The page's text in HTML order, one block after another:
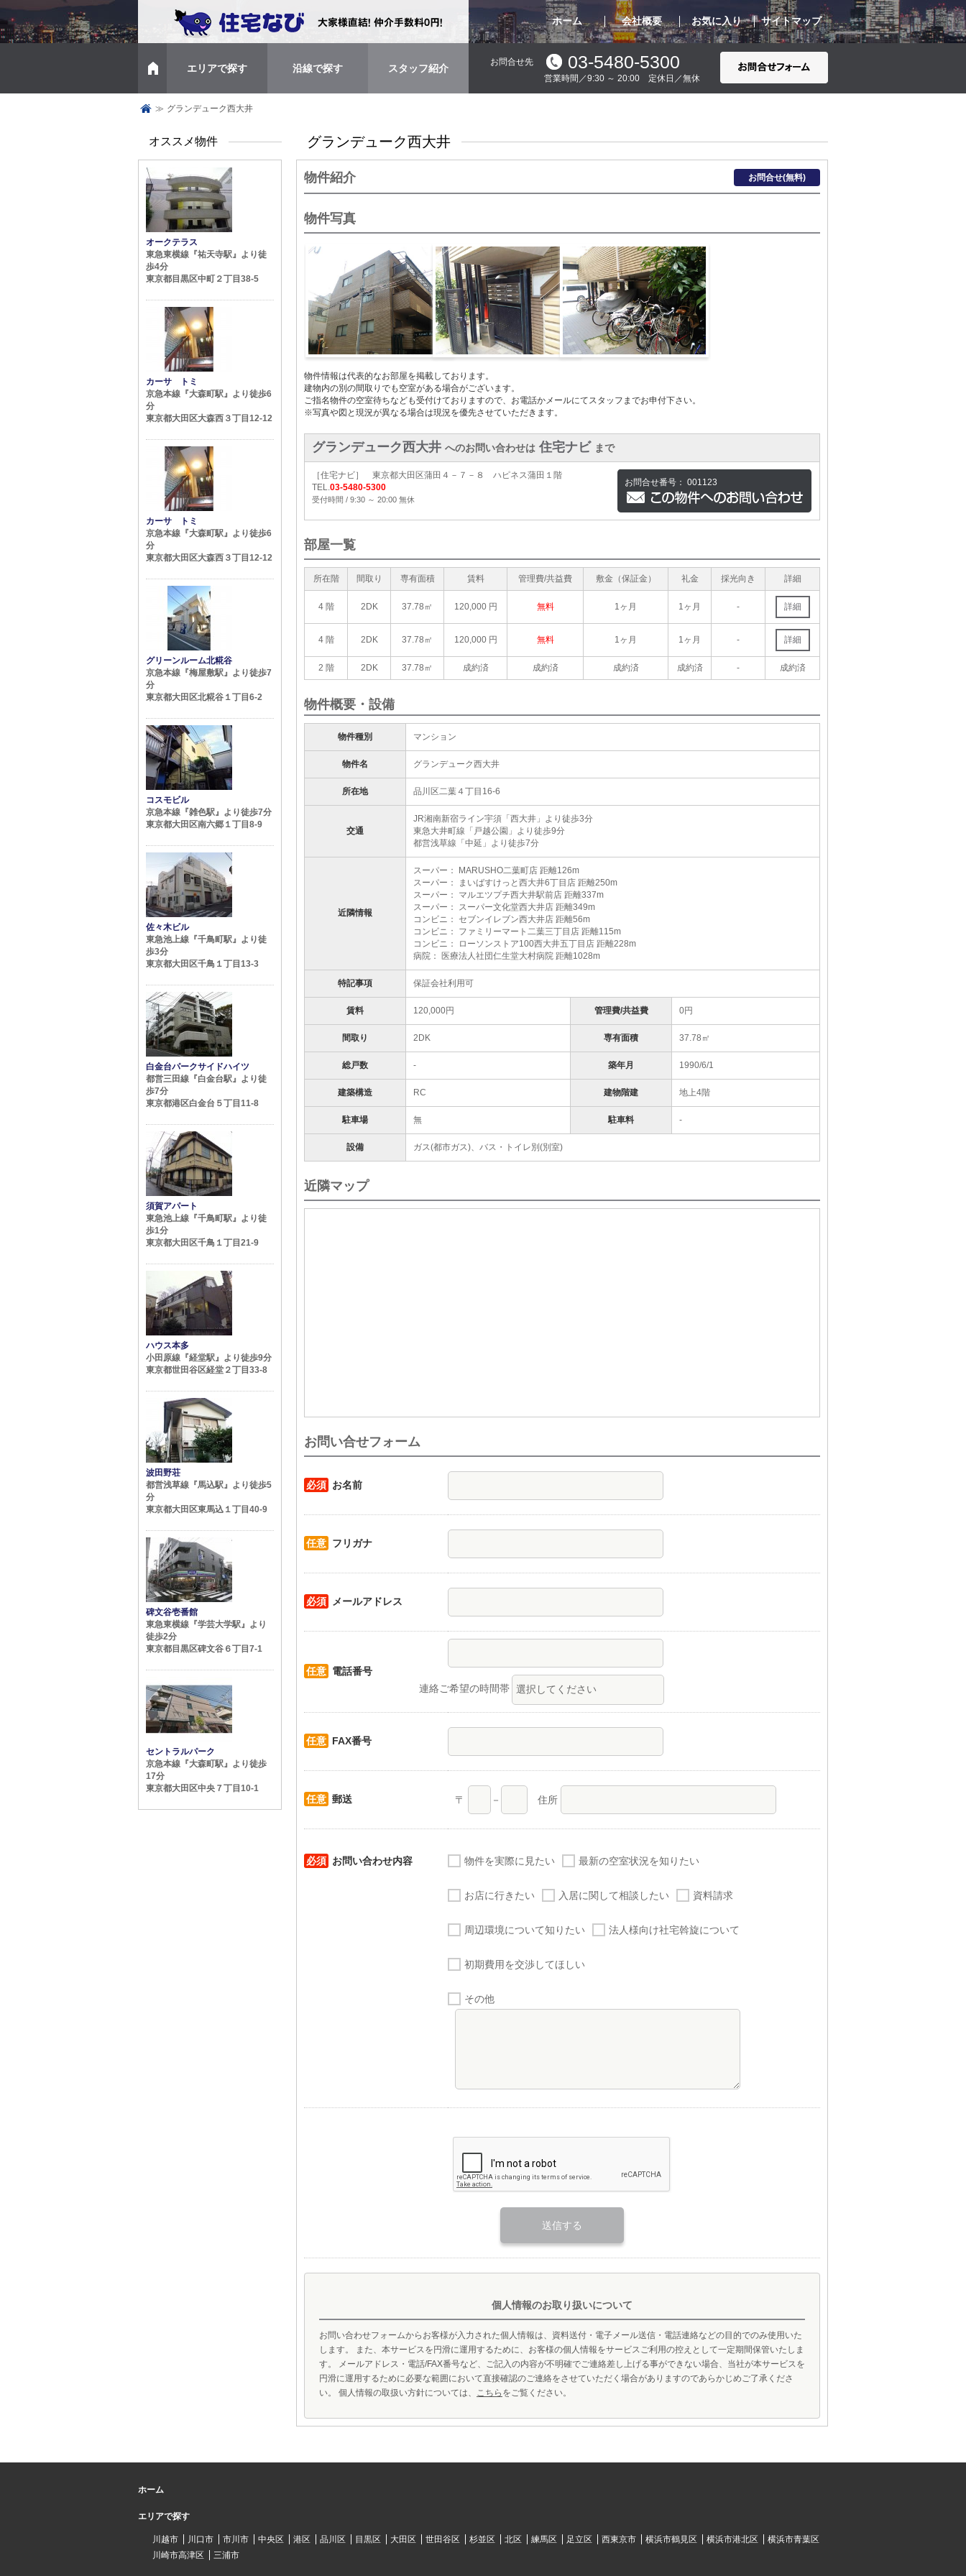
ホーム 会社概要 お気に入り サイトマップ
エリアで探す 沿線で探す スタッフ紹介
お問合せ先 03-5480-5300
営業時間／9:30 ～ 20:00 定休日／無休
トップページ
≫ グランデューク西大井
グランデューク西大井
物件紹介 お問合せ(無料)
物件写真
物件情報は代表的なお部屋を掲載しております。
建物内の別の間取りでも空室がある場合がございます。
ご指名物件の空室待ちなども受付けておりますので、お電話かメールにてスタッフまでお申付下さい。
※写真や図と現況が異なる場合は現況を優先させていただきます。
グランデューク西大井 へのお問い合わせは 住宅ナビ まで
［住宅ナビ］ 東京都大田区蒲田４－７－８ ハピネス蒲田１階
TEL.03-5480-5300
受付時間 / 9:30 ～ 20:00 無休
お問合せ番号： 001123
部屋一覧
所在階 間取り 専有面積 賃料 管理費/共益費 敷金（保証金） 礼金 採光向き 詳細
4 階 2DK 37.78㎡ 120,000 円 無料 1ヶ月 1ヶ月 - 詳細
4 階 2DK 37.78㎡ 120,000 円 無料 1ヶ月 1ヶ月 - 詳細
2 階 2DK 37.78㎡ 成約済 成約済 成約済 成約済 - 成約済
物件概要・設備
物件種別 マンション
物件名 グランデューク西大井
所在地 品川区二葉４丁目16-6
交通
JR湘南新宿ライン宇須「西大井」より徒歩3分
東急大井町線「戸越公園」より徒歩9分
都営浅草線「中延」より徒歩7分
近隣情報
スーパー： MARUSHO二葉町店 距離126m
スーパー： まいばすけっと西大井6丁目店 距離250m
スーパー： マルエツプチ西大井駅前店 距離337m
スーパー： スーパー文化堂西大井店 距離349m
コンビニ： セブンイレブン西大井店 距離56m
コンビニ： ファミリーマート二葉三丁目店 距離115m
コンビニ： ローソンストア100西大井五丁目店 距離228m
病院： 医療法人社団仁生堂大村病院 距離1028m
特記事項 保証会社利用可
賃料 120,000円 管理費/共益費 0円
間取り 2DK 専有面積 37.78㎡
総戸数 - 築年月 1990/6/1
建築構造 RC 建物階建 地上4階
駐車場 無 駐車料 -
設備 ガス(都市ガス)、バス・トイレ別(別室)
近隣マップ
お問い合せフォーム
必須 お名前
任意 フリガナ
必須 メールアドレス
任意 電話番号
連絡ご希望の時間帯
任意 FAX番号
任意 郵送 〒 － 住所
必須 お問い合わせ内容 物件を実際に見たい 最新の空室状況を知りたい
お店に行きたい 入居に関して相談したい 資料請求
周辺環境について知りたい 法人様向け社宅斡旋について
初期費用を交渉してほしい
その他
個人情報のお取り扱いについて
お問い合わせフォームからお客様が入力された個人情報は、資料送付・電子メール送信・電話連絡などの目的でのみ使用いた
します。 また、本サービスを円滑に運用するために、お客様の個人情報をサービスご利用の控えとして一定期間保管いたしま
す。 メールアドレス・電話/FAX番号など、ご記入の内容が不明確でご連絡差し上げる事ができない場合、当社が本サービスを
円滑に運用するために必要な範囲において直接確認のご連絡をさせていただく場合がありますのであらかじめご了承くださ
い。 個人情報の取扱い方針については、 こちら をご覧ください。
オススメ物件
オークテラス
東急東横線『祐天寺駅』より徒
歩4分
東京都目黒区中町２丁目38-5
カーサ トミ
京急本線『大森町駅』より徒歩6
分
東京都大田区大森西３丁目12-12
カーサ トミ
京急本線『大森町駅』より徒歩6
分
東京都大田区大森西３丁目12-12
グリーンルーム北糀谷
京急本線『梅屋敷駅』より徒歩7
分
東京都大田区北糀谷１丁目6-2
コスモビル
京急本線『雑色駅』より徒歩7分
東京都大田区南六郷１丁目8-9
佐々木ビル
東急池上線『千鳥町駅』より徒
歩3分
東京都大田区千鳥１丁目13-3
白金台パークサイドハイツ
都営三田線『白金台駅』より徒
歩7分
東京都港区白金台５丁目11-8
須賀アパート
東急池上線『千鳥町駅』より徒
歩1分
東京都大田区千鳥１丁目21-9
ハウス本多
小田原線『経堂駅』より徒歩9分
東京都世田谷区経堂２丁目33-8
波田野荘
都営浅草線『馬込駅』より徒歩5
分
東京都大田区東馬込１丁目40-9
碑文谷壱番館
東急東横線『学芸大学駅』より
徒歩2分
東京都目黒区碑文谷６丁目7-1
セントラルパーク
京急本線『大森町駅』より徒歩
17分
東京都大田区中央７丁目10-1
ホーム
エリアで探す
川越市 川口市 市川市 中央区 港区 品川区 目黒区 大田区 世田谷区 杉並区 北区 練馬区 足立区 西東京市 横浜市鶴見区 横浜市港北区
横浜市青葉区
川崎市高津区
三浦市